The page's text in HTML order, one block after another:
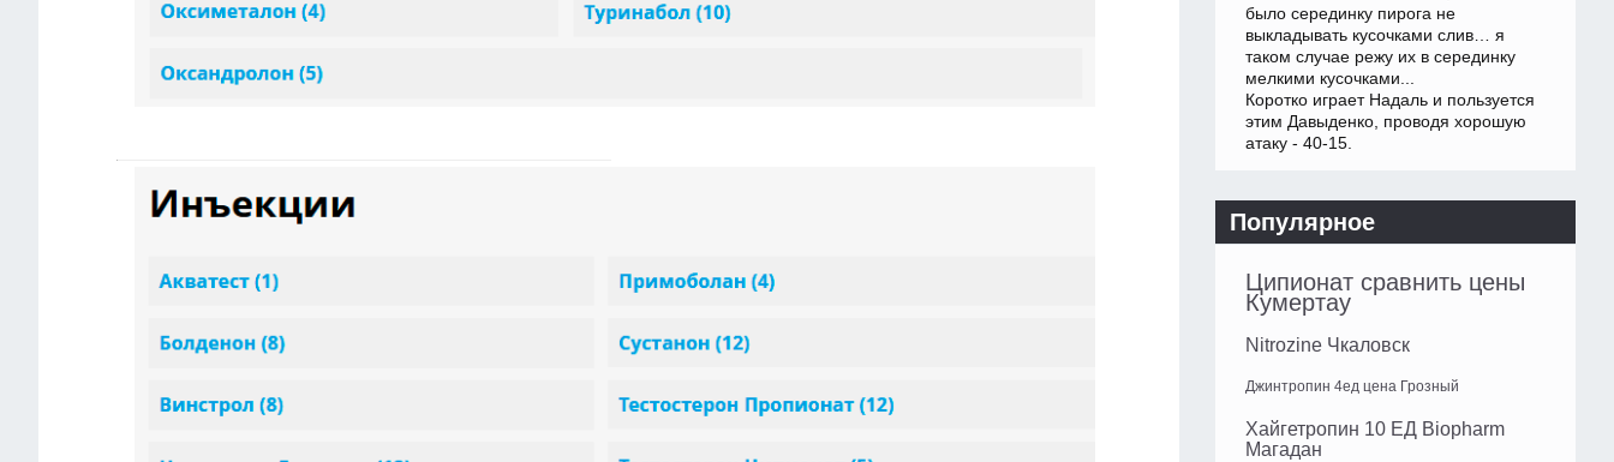
было серединку пирога не
выкладывать кусочками слив… я
таком случае режу их в серединку
мелкими кусочками...
Коротко играет Надаль и пользуется
этим Давыденко, проводя хорошую
атаку - 40-15.
Популярное
Ципионат сравнить цены
Кумертау
Nitrozine Чкаловск
Джинтропин 4ед цена Грозный
Хайгетропин 10 ЕД Biopharm
Магадан